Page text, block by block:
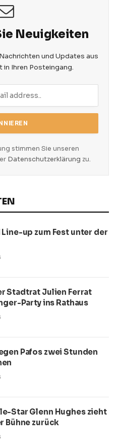
Neuigkeiten
und Updates aus
in Ihren Posteingang.
stimmen Sie unseren
Datenschutzerklärung zu.
Line-up zum Fest unter der
Stadtrat Julien Ferrat
Party ins Rathaus
Pafos zwei Stunden
Star Glenn Hughes zieht
Bühne zurück